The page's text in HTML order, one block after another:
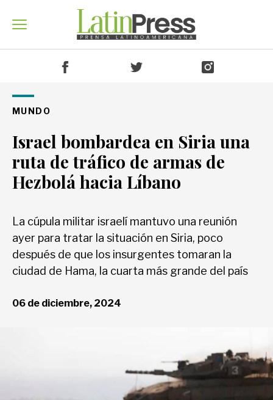
Venezuela
América
Economía
MUNDO
Israel bombardea en Siria una
ruta de tráfico de armas de
Hezbolá hacia Líbano
La cúpula militar israelí mantuvo una reunión
ayer para tratar la situación en Siria, poco
después de que los insurgentes tomaran la
ciudad de Hama, la cuarta más grande del país
06 de diciembre, 2024